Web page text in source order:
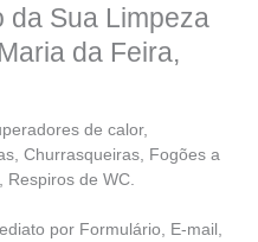
da Sua Limpeza
da Feira,
de calor,
Churrasqueiras, Fogões a
de WC.
por Formulário, E-mail,